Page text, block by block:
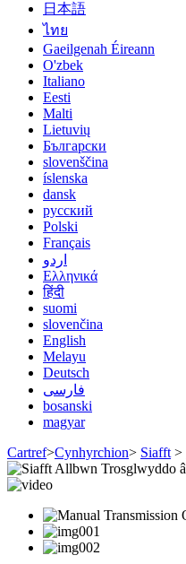
日本語
ไทย
Gaeilgenah Éireann
O'zbek
Italiano
Eesti
Malti
Lietuvių
Български
slovenščina
íslenska
dansk
русский
Polski
Français
اردو
Ελληνικά
हिंदी
suomi
slovenčina
English
Melayu
Deutsch
فارسی
bosanski
magyar
Cartref>Cynhyrchion> Siafft >